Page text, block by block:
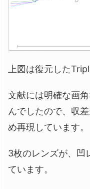
上図は復元した
文献には明確な画
んでしたので、収
め再現しています。
3枚のレンズが、凹
ています。